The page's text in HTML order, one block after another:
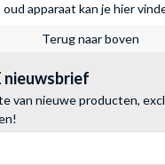
oud apparaat kan je hier
Terug naar boven
nieuwsbrief
van nieuwe producten,